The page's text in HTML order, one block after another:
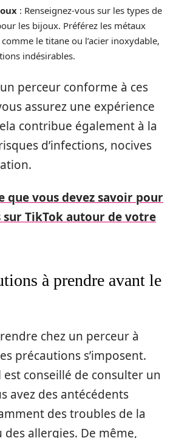
: Renseignez-vous sur les types de
les bijoux. Préférez les métaux
le titane ou l’acier inoxydable,
indésirables.
perceur conforme à ces
assurez une expérience
contribue également à la
d’infections, nocives
que vous devez savoir pour
sur TikTok autour de votre
à prendre avant le
chez un perceur à
précautions s’imposent.
est conseillé de consulter un
avez des antécédents
des troubles de la
allergies. De même,